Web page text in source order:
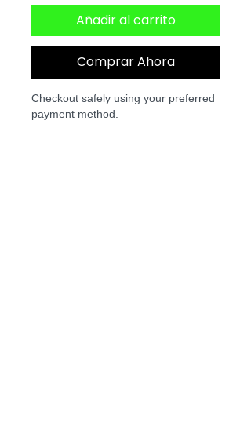
Añadir al carrito
Comprar Ahora
Checkout safely using your preferred
payment method.